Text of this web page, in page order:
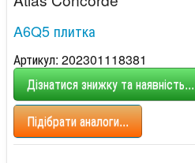
A6Q5 плитка
Артикул: 202301118381
Дізнатися знижку та наявність...
Підібрати аналоги...